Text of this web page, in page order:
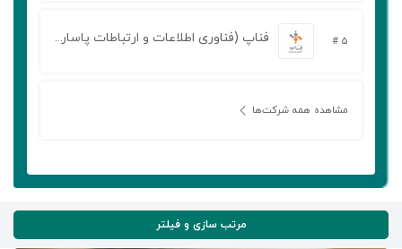
۵ # فناپ (فناوری اطلاعات و ارتباطات پاسارگاد آریان)
مشاهده همه شرکت‌ها
مرتب سازی و فیلتر